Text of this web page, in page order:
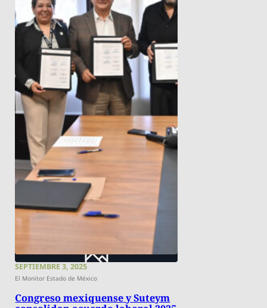
SEPTIEMBRE 3, 2025
El Monitor Estado de México
Congreso mexiquense y Suteym